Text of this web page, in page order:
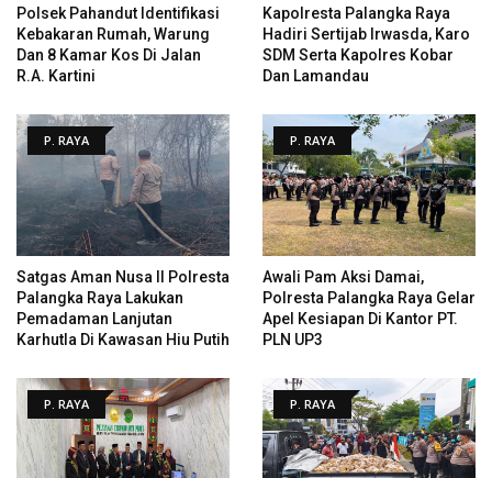
Polsek Pahandut Identifikasi
Kebakaran Rumah, Warung
Dan 8 Kamar Kos Di Jalan
R.A. Kartini
Kapolresta Palangka Raya
Hadiri Sertijab Irwasda, Karo
SDM Serta Kapolres Kobar
Dan Lamandau
P. RAYA
Satgas Aman Nusa II Polresta
Palangka Raya Lakukan
Pemadaman Lanjutan
Karhutla Di Kawasan Hiu Putih
P. RAYA
Awali Pam Aksi Damai,
Polresta Palangka Raya Gelar
Apel Kesiapan Di Kantor PT.
PLN UP3
P. RAYA P. RAYA